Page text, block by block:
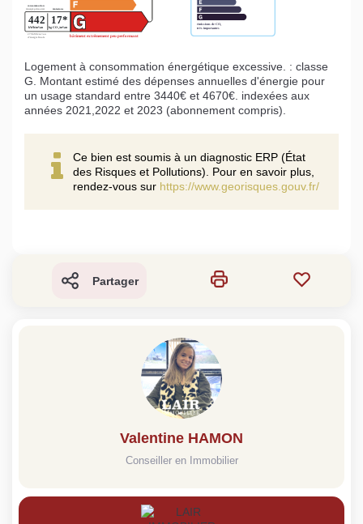
Logement à consommation énergétique excessive. : classe
G. Montant estimé des dépenses annuelles d'énergie pour
un usage standard entre 3440€ et 4670€. indexées aux
années 2021,2022 et 2023 (abonnement compris).
Ce bien est soumis à un diagnostic ERP (État
des Risques et Pollutions). Pour en savoir plus,
rendez-vous sur https://www.georisques.gouv.fr/
Partager
Valentine HAMON
Conseiller en Immobilier